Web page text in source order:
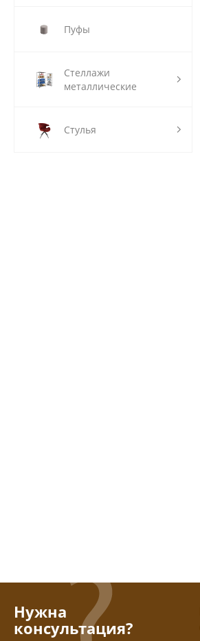
Пуфы
Стеллажи
металлические
Стулья
Нужна
консультация?